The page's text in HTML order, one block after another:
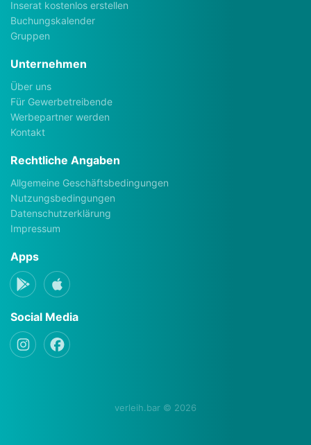
Inserat kostenlos erstellen
Buchungskalender
Gruppen
Unternehmen
Über uns
Für Gewerbetreibende
Werbepartner werden
Kontakt
Rechtliche Angaben
Allgemeine Geschäftsbedingungen
Nutzungsbedingungen
Datenschutzerklärung
Impressum
Apps
Social Media
verleih.bar © 2026